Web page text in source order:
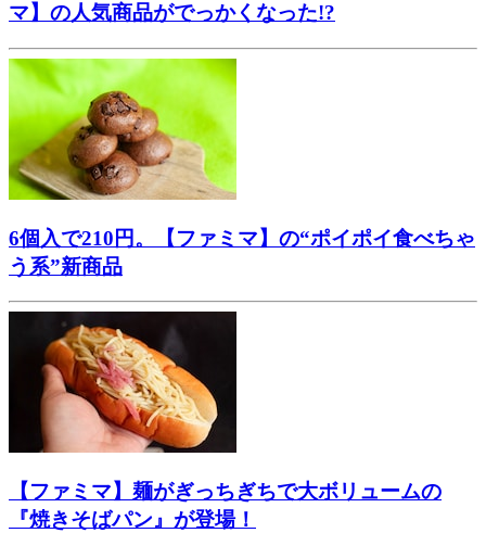
マ】の人気商品がでっかくなった!?
6個入で210円。【ファミマ】の“ポイポイ食べちゃ
う系”新商品
【ファミマ】麺がぎっちぎちで大ボリュームの
『焼きそばパン』が登場！